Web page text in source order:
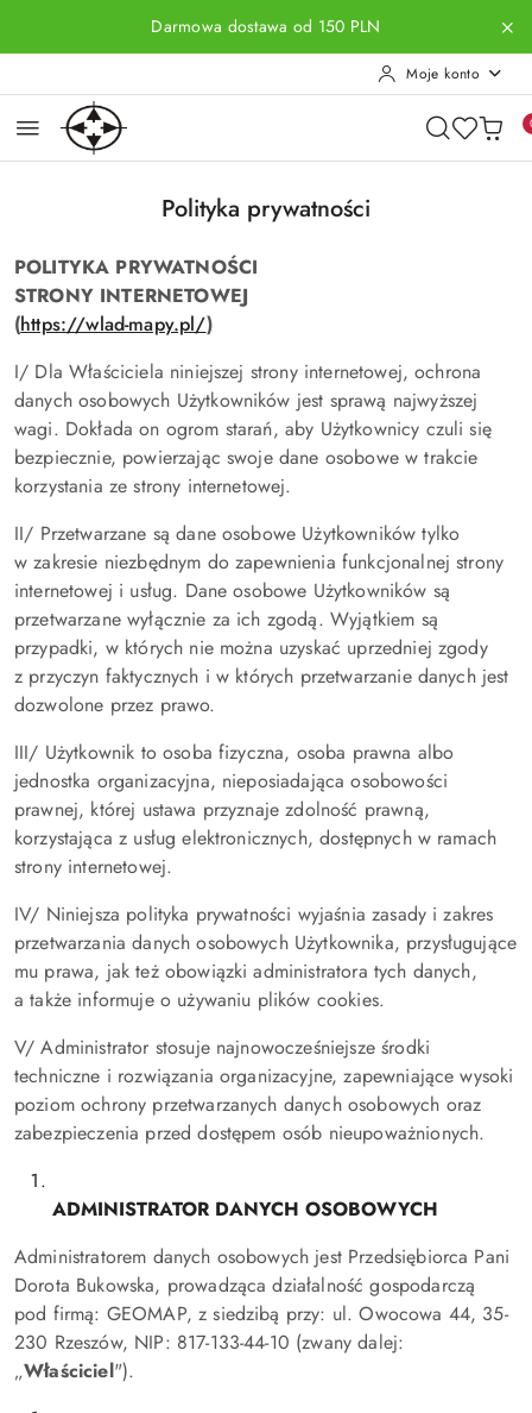
Przejdź do treści głównej
Przejdź do wyszukiwarki
Przejdź do moje konto
Przejdź do menu głównego
Przejdź do stopkiDarmowa dostawa od 150 PLN
Moje konto
Polityka prywatności
POLITYKA PRYWATNOŚCI
STRONY INTERNETOWEJ
(https://wlad-mapy.pl/)
I/ Dla Właściciela niniejszej strony internetowej, ochrona
danych osobowych Użytkowników jest sprawą najwyższej
wagi. Dokłada on ogrom starań, aby Użytkownicy czuli się
bezpiecznie, powierzając swoje dane osobowe w trakcie
korzystania ze strony internetowej.
II/ Przetwarzane są dane osobowe Użytkowników tylko
w zakresie niezbędnym do zapewnienia funkcjonalnej strony
internetowej i usług. Dane osobowe Użytkowników są
przetwarzane wyłącznie za ich zgodą. Wyjątkiem są
przypadki, w których nie można uzyskać uprzedniej zgody
z przyczyn faktycznych i w których przetwarzanie danych jest
dozwolone przez prawo.
III/ Użytkownik to osoba fizyczna, osoba prawna albo
jednostka organizacyjna, nieposiadająca osobowości
prawnej, której ustawa przyznaje zdolność prawną,
korzystająca z usług elektronicznych, dostępnych w ramach
strony internetowej.
IV/ Niniejsza polityka prywatności wyjaśnia zasady i zakres
przetwarzania danych osobowych Użytkownika, przysługujące
mu prawa, jak też obowiązki administratora tych danych,
a także informuje o używaniu plików cookies.
V/ Administrator stosuje najnowocześniejsze środki
techniczne i rozwiązania organizacyjne, zapewniające wysoki
poziom ochrony przetwarzanych danych osobowych oraz
zabezpieczenia przed dostępem osób nieupoważnionych.
ADMINISTRATOR DANYCH OSOBOWYCH
Administratorem danych osobowych jest Przedsiębiorca Pani
Dorota Bukowska, prowadząca działalność gospodarczą
pod firmą: GEOMAP, z siedzibą przy: ul. Owocowa 44, 35-
230 Rzeszów, NIP: 817-133-44-10 (zwany dalej:
„Właściciel").